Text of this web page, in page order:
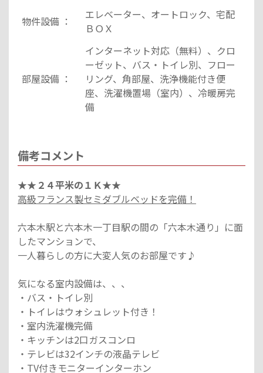
物件設備 ：
エレベーター、オートロック、宅配
ＢＯＸ
部屋設備 ：
インターネット対応（無料）、クロ
ーゼット、バス・トイレ別、フロー
リング、角部屋、洗浄機能付き便
座、洗濯機置場（室内）、冷暖房完
備
備考コメント
★★２４平米の１Ｋ★★
高級フランス製セミダブルベッドを完備！
六本木駅と六本木一丁目駅の間の「六本木通り」に面
したマンションで、
一人暮らしの方に大変人気のお部屋です♪
気になる室内設備は、、、
・バス・トイレ別
・トイレはウォシュレット付き！
・室内洗濯機完備
・キッチンは2口ガスコンロ
・テレビは32インチの液晶テレビ
・TV付きモニターインターホン